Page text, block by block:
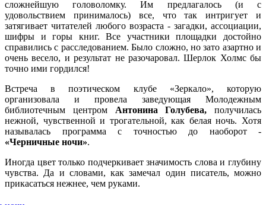
сложнейшую головоломку. Им предлагалось (и с
удовольствием принималось) все, что так интригует и
затягивает читателей любого возраста - загадки, ассоциации,
шифры и горы книг. Все участники площадки достойно
справились с расследованием. Было сложно, но зато азартно и
очень весело, и результат не разочаровал. Шерлок Холмс бы
точно ими гордился!
Встреча в поэтическом клубе «Зеркало», которую
организовала и провела заведующая Молодежным
библиотечным центром Антонина Голубева, получилась
нежной, чувственной и трогательной, как белая ночь. Хотя
называлась программа с точностью до наоборот -
«Черничные ночи».
Иногда цвет только подчеркивает значимость слова и глубину
чувства. Да и словами, как замечал один писатель, можно
прикасаться нежнее, чем руками.